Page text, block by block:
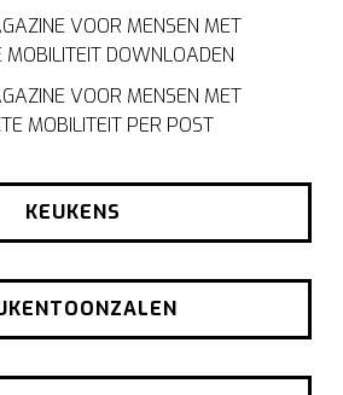
VOOR MENSEN MET
MOBILITEIT DOWNLOADEN
VOOR MENSEN MET
MOBILITEIT PER POST
KEUKENS